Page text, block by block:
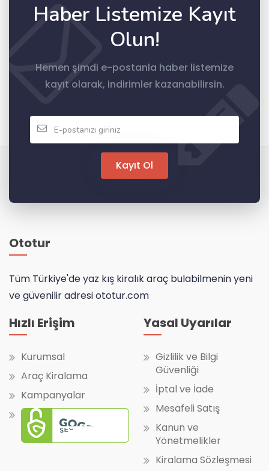
Haber Listemize Kayıt
Olun!
Hemen şimdi e-postanla haber listemize
kayıt olarak, indirimler kazanabilirsin.
Kayıt Ol
Ototur
Tüm Türkiye'de yaz kış kiralık araç bulabilmenin yeni
ve güvenilir adresi ototur.com
Hızlı Erişim
Kurumsal
Araç Kiralama
Kampanyalar
Yasal Uyarılar
Gizlilik ve Bilgi
Güvenliği
İptal ve İade
Mesafeli Satış
Kanun ve
Yönetmelikler
Kiralama Sözleşmesi